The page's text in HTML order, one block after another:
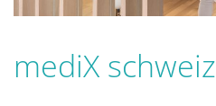
mediX schweiz